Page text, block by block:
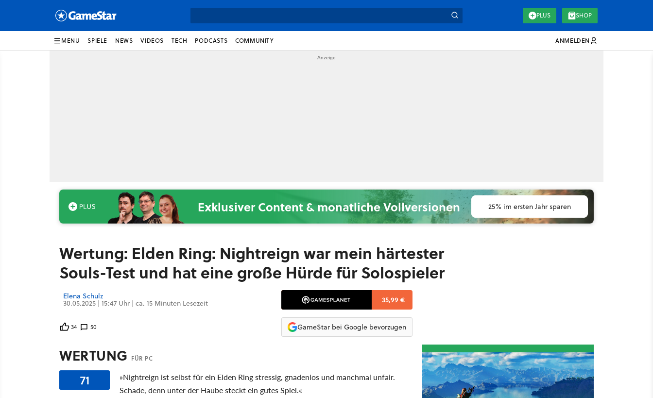
PLUS SHOP
MENU SPIELE NEWS VIDEOS TECH PODCASTS COMMUNITY ANMELDEN
Exklusiver Content & monatliche Vollversionen 25% im ersten Jahr sparen
Wertung: Elden Ring: Nightreign war mein härtester
Souls-Test und hat eine große Hürde für Solospieler
Elena Schulz
30.05.2025 | 15:47 Uhr | ca. 15 Minuten Lesezeit
34 50
35,99 €
GameStar bei Google bevorzugen
WERTUNG FÜR PC
71
»Nightreign ist selbst für ein Elden Ring stressig, gnadenlos und manchmal unfair.
Schade, denn unter der Haube steckt ein gutes Spiel.«